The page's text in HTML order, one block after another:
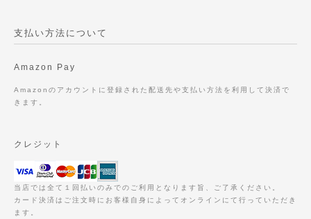
支払い方法について
Amazon Pay
Amazonのアカウントに登録された配送先や支払い方法を利用して決済で
きます。
クレジット
当店では全て１回払いのみでのご利用となります旨、ご了承ください。
カード決済はご注文時にお客様自身によってオンラインにて行っていただき
ます。